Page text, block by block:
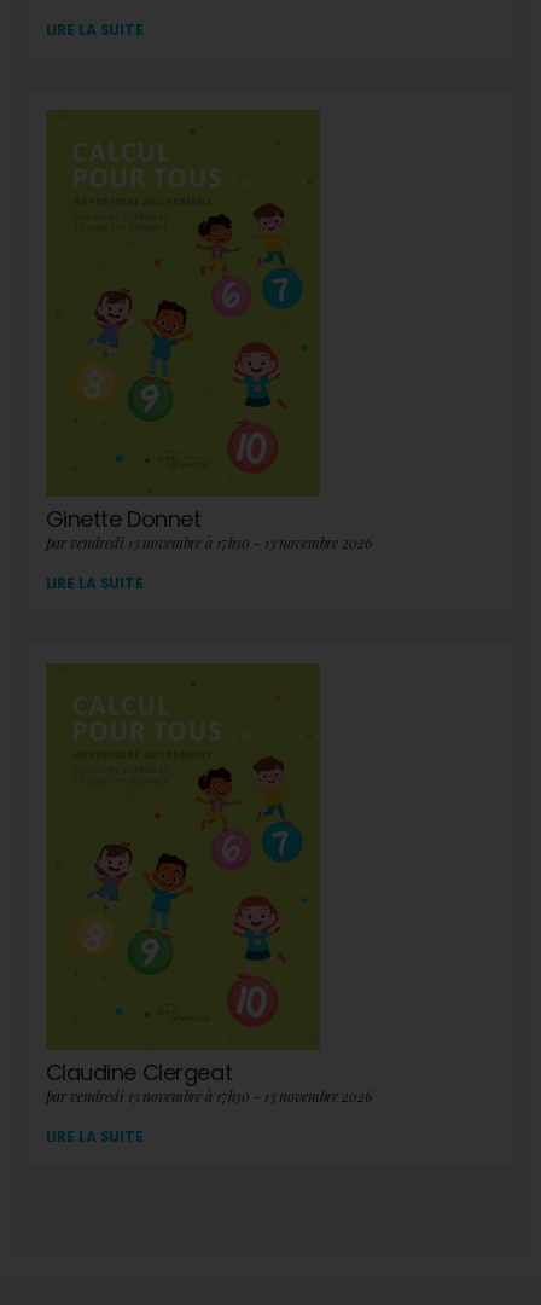
LIRE LA SUITE
Ginette Donnet
par vendredi 13 novembre à 17h30 - 13 novembre 2026
LIRE LA SUITE
Claudine Clergeat
par vendredi 13 novembre à 17h30 - 13 novembre 2026
LIRE LA SUITE